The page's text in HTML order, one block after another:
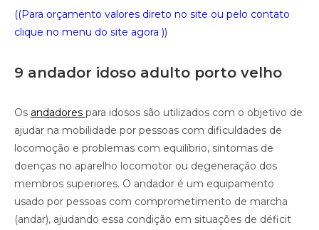
((Para orçamento valores direto no site ou pelo contato
clique no menu do site agora ))
9 andador idoso adulto porto velho
Os andadores para idosos são utilizados com o objetivo de
ajudar na mobilidade por pessoas com dificuldades de
locomoção e problemas com equilíbrio, sintomas de
doenças no aparelho locomotor ou degeneração dos
membros superiores. O andador é um equipamento
usado por pessoas com comprometimento de marcha
(andar), ajudando essa condição em situações de déficit